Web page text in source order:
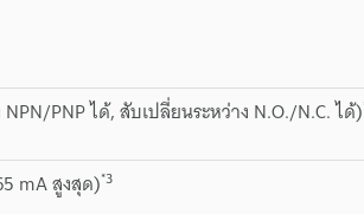
PNP ได้, สับเปลี่ยนระหว่าง N.O./N.C. ได้)
mA สูงสุด)*3